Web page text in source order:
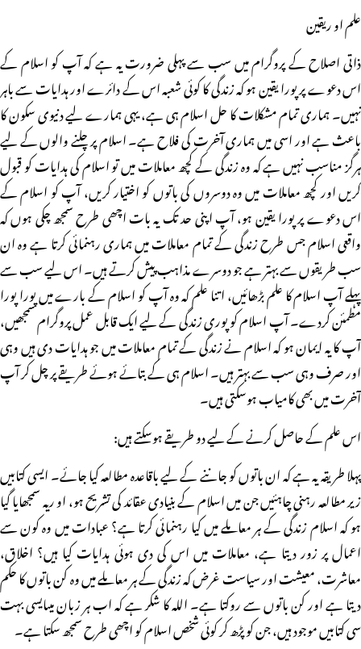
علم او ریقین
ذاتی اصلاح کے پروگرام میں سب سے پہلی ضرورت یہ ہے کہ آپ کو اسلام کے
اس دعوے پر پورا یقین ہو کہ زندگی کا کوئی شعبہ اس کے دائرے اور ہدایات سے باہر
نہیں۔ ہماری تمام مشکلات کا حل اسلام ہی ہے، یہی ہمارے لیے دنیوی سکون کا
باعث ہے اور اسی میں ہماری آخرت کی فلاح ہے۔ اسلام پر چلنے والوں کے لیے
ہرگز مناسب نہیں ہے کہ وہ زندگی کے کچھ معاملات میں تو اسلام کی ہدایات کو قبول
کریں اور کچھ معاملات میں وہ دوسروں کی باتوں کو اختیار کریں، آپ کو اسلام کے
اس دعوے پر پورا یقین ہو، آپ اپنی حد تک یہ بات اچھی طرح سمجھ چکی ہوں کہ
واقعی اسلام جس طرح زندگی کے تمام معاملات میں ہماری رہنمائی کرتا ہے وہ ان
سب طریقوں سے بہتر ہے جو دوسرے مذاہب پیش کرتے ہیں۔ اس لیے سب سے
پہلے آپ اسلام کا علم بڑھائیں، اتنا علم کہ وہ آپ کو اسلام کے بارے میں پورا پورا
مطمئن کردے۔ آپ اسلام کو پوری زندگی کے لیے ایک قابل عمل پروگرام سمجھیں،
آپ کا یہ ایمان ہو کہ اسلام نے زندگی کے تمام معاملات میں جو ہدایات دی ہیں وہی
اور صرف وہی سب سے بہتر ہیں۔ اسلام ہی کے بتائے ہوئے طریقے پر چل کر آپ
آخرت میں بھی کامیاب ہوسکتی ہیں۔
اس علم کے حاصل کرنے کے لیے دو طریقے ہوسکتے ہیں:
پہلا طریقہ یہ ہے کہ ان باتوں کو جاننے کے لیے باقاعدہ مطالعہ کیا جائے۔ ایسی کتابیں
زیر مطالعہ رہنی چاہئیں جن میں اسلام کے بنیادی عقائد کی تشریح ہو، او ریہ سمجھایا گیا
ہو کہ اسلام زندگی کے ہر معاملے میں کیا رہنمائی کرتا ہے؟ عبادات میں وہ کون سے
اعمال پر زور دیتا ہے، معاملات میں اس کی دی ہوئی ہدایات کیا ہیں؟ اخلاق،
معاشرت، معیشت اور سیاست غرض کہ زندگی کے ہر معاملے میں وہ کن باتوں کا حکم
دیتا ہے اور کن باتوں سے روکتا ہے۔ اللہ کا شکر ہے کہ اب ہر زبان میںایسی بہت
سی کتابیں موجود ہیں، جن کو پڑھ کر کوئی شخص اسلام کو اچھی طرح سمجھ سکتا ہے۔